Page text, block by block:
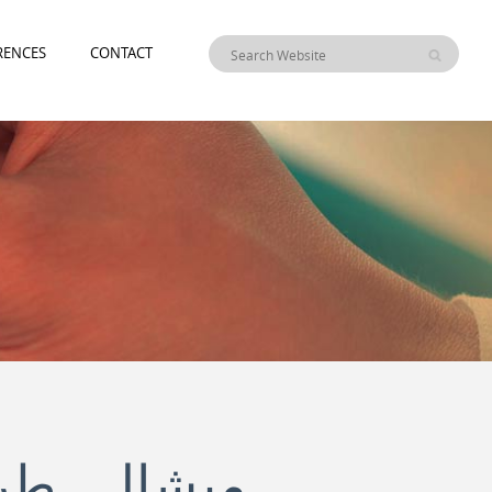
CONTACT